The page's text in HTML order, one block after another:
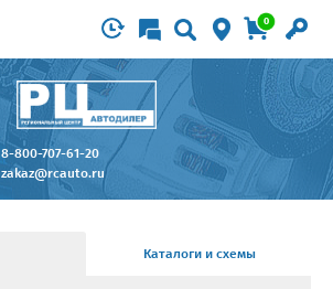
0
8-800-707-61-20
zakaz@rcauto.ru
Каталоги и схемы